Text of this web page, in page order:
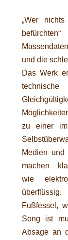
„Wer
und die
Das Werk
zu einer
Medien
machen
wie
Fußfessel,
Song ist
Absage an